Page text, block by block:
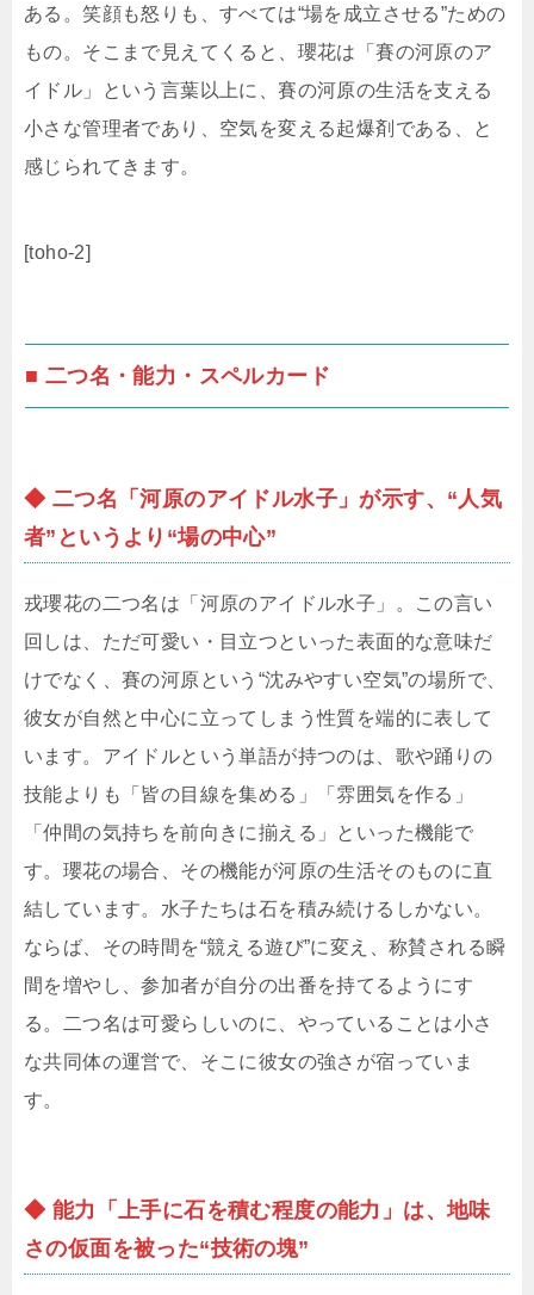
ある。笑顔も怒りも、すべては“場を成立させる”ための
もの。そこまで見えてくると、瓔花は「賽の河原のア
イドル」という言葉以上に、賽の河原の生活を支える
小さな管理者であり、空気を変える起爆剤である、と
感じられてきます。
[toho-2]
■ 二つ名・能力・スペルカード
◆ 二つ名「河原のアイドル水子」が示す、“人気
者”というより“場の中心”
戎瓔花の二つ名は「河原のアイドル水子」。この言い
回しは、ただ可愛い・目立つといった表面的な意味だ
けでなく、賽の河原という“沈みやすい空気”の場所で、
彼女が自然と中心に立ってしまう性質を端的に表して
います。アイドルという単語が持つのは、歌や踊りの
技能よりも「皆の目線を集める」「雰囲気を作る」
「仲間の気持ちを前向きに揃える」といった機能で
す。瓔花の場合、その機能が河原の生活そのものに直
結しています。水子たちは石を積み続けるしかない。
ならば、その時間を“競える遊び”に変え、称賛される瞬
間を増やし、参加者が自分の出番を持てるようにす
る。二つ名は可愛らしいのに、やっていることは小さ
な共同体の運営で、そこに彼女の強さが宿っていま
す。
◆ 能力「上手に石を積む程度の能力」は、地味
さの仮面を被った“技術の塊”